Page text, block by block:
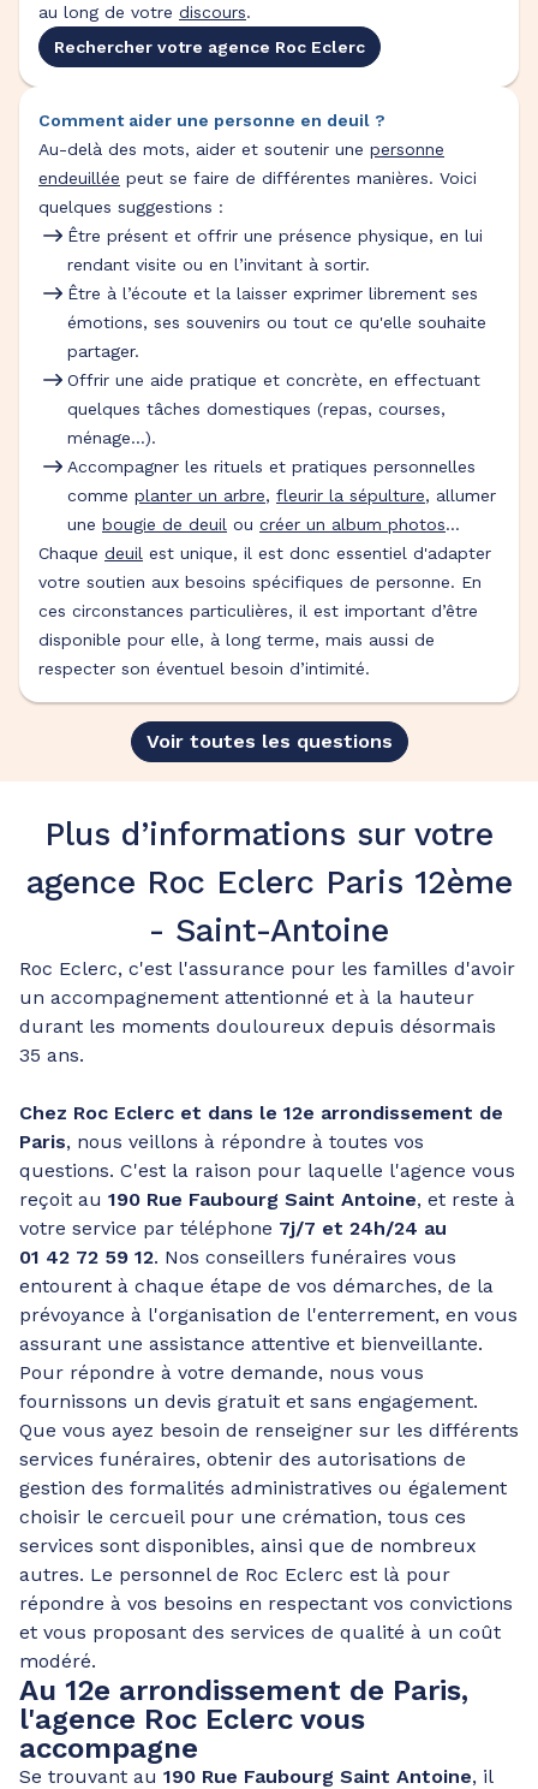
au long de votre discours.
Rechercher votre agence Roc Eclerc
Comment aider une personne en deuil ?
Au-delà des mots, aider et soutenir une personne
endeuillée peut se faire de différentes manières. Voici
quelques suggestions :
Être présent et offrir une présence physique, en lui
rendant visite ou en l’invitant à sortir.
Être à l’écoute et la laisser exprimer librement ses
émotions, ses souvenirs ou tout ce qu'elle souhaite
partager.
Offrir une aide pratique et concrète, en effectuant
quelques tâches domestiques (repas, courses,
ménage…).
Accompagner les rituels et pratiques personnelles
comme planter un arbre, fleurir la sépulture, allumer
une bougie de deuil ou créer un album photos…
Chaque deuil est unique, il est donc essentiel d'adapter
votre soutien aux besoins spécifiques de personne. En
ces circonstances particulières, il est important d’être
disponible pour elle, à long terme, mais aussi de
respecter son éventuel besoin d’intimité.
Voir toutes les questions
Plus d’informations sur votre
agence Roc Eclerc Paris 12ème
- Saint-Antoine
Roc Eclerc, c'est l'assurance pour les familles d'avoir
un accompagnement attentionné et à la hauteur
durant les moments douloureux depuis désormais
35 ans.
Chez Roc Eclerc et dans le 12e arrondissement de
Paris, nous veillons à répondre à toutes vos
questions. C'est la raison pour laquelle l'agence vous
reçoit au 190 Rue Faubourg Saint Antoine, et reste à
votre service par téléphone 7j/7 et 24h/24 au
01 42 72 59 12. Nos conseillers funéraires vous
entourent à chaque étape de vos démarches, de la
prévoyance à l'organisation de l'enterrement, en vous
assurant une assistance attentive et bienveillante.
Pour répondre à votre demande, nous vous
fournissons un devis gratuit et sans engagement.
Que vous ayez besoin de renseigner sur les différents
services funéraires, obtenir des autorisations de
gestion des formalités administratives ou également
choisir le cercueil pour une crémation, tous ces
services sont disponibles, ainsi que de nombreux
autres. Le personnel de Roc Eclerc est là pour
répondre à vos besoins en respectant vos convictions
et vous proposant des services de qualité à un coût
modéré.
Au 12e arrondissement de Paris,
l'agence Roc Eclerc vous
accompagne
Se trouvant au 190 Rue Faubourg Saint Antoine, il